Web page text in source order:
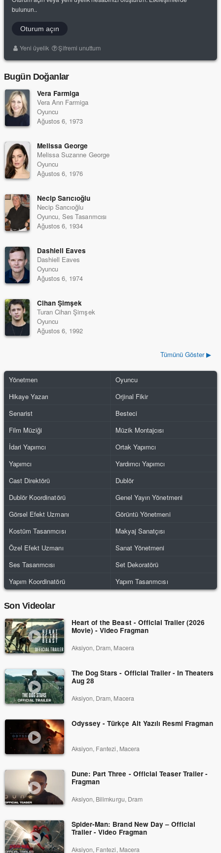
bulunun..
Oturum açın
Yeni üyelik Şifremi unuttum
Bugün Doğanlar
Vera Farmiga
Vera Ann Farmiga
Oyuncu
Ağustos 6, 1973
Melissa George
Melissa Suzanne George
Oyuncu
Ağustos 6, 1976
Necip Sarıcıoğlu
Necip Sarıcıoğlu
Oyuncu, Ses Tasarımcısı
Ağustos 6, 1934
Dashiell Eaves
Dashiell Eaves
Oyuncu
Ağustos 6, 1974
Cihan Şimşek
Turan Cihan Şimşek
Oyuncu
Ağustos 6, 1992
Tümünü Göster ▶
Yönetmen
Oyuncu
Hikaye Yazarı
Orjinal Fikir
Senarist
Besteci
Film Müziği
Müzik Montajcısı
İdari Yapımcı
Ortak Yapımcı
Yapımcı
Yardımcı Yapımcı
Cast Direktörü
Dublör
Dublör Koordinatörü
Genel Yayın Yönetmeni
Görsel Efekt Uzmanı
Görüntü Yönetmeni
Kostüm Tasarımcısı
Makyaj Sanatçısı
Özel Efekt Uzmanı
Sanat Yönetmeni
Ses Tasarımcısı
Set Dekoratörü
Yapım Koordinatörü
Yapım Tasarımcısı
Son Videolar
Heart of the Beast - Official Trailer (2026
Movie) - Video Fragman
Aksiyon, Dram, Macera
The Dog Stars - Official Trailer - In Theaters
Aug 28
Aksiyon, Dram, Macera
Odyssey - Türkçe Alt Yazılı Resmi Fragman
Aksiyon, Fantezi, Macera
Dune: Part Three - Official Teaser Trailer -
Fragman
Aksiyon, Bilimkurgu, Dram
Spider-Man: Brand New Day – Official
Trailer - Video Fragman
Aksiyon, Fantezi, Macera